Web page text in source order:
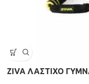
ZIVA ΛΑΣΤΙΧΟ